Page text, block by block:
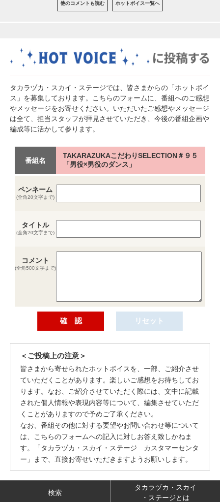
他のコメントも読む ホットボイス一覧へ
タカラヅカ・スカイ・ステージでは、皆さまからの「ホットボイ
ス」を募集しております。こちらのフォームに、番組へのご感想
やメッセージをお寄せください。いただいたご感想やメッセージ
は全て、担当スタッフが拝見させていただき、今後の番組企画や
編成等に活かして参ります。
番組名
TAKARAZUKAこだわりSELECTION＃９５
「男役×男役のダンス」
ペンネーム
(全角20文字まで)
タイトル
(全角20文字まで)
コメント
(全角500文字まで)
＜ご投稿上の注意＞
皆さまから寄せられたホットボイスを、一部、ご紹介させ
ていただくことがあります。楽しいご感想をお待ちしてお
ります。なお、ご紹介させていただく際には、文中に記載
された個人情報や表現内容等について、編集させていただ
くことがありますので予めご了承ください。
なお、番組その他に対する要望やお問い合わせ等について
は、こちらのフォームへの記入に対しお答え致しかねま
す。「タカラヅカ・スカイ・ステージ カスタマーセンタ
ー」まで、直接お寄せいただきますようお願いします。
検索
タカラヅカ・スカイ
・ステージとは